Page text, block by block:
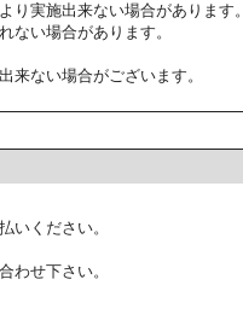
り実施出来ない場合があります。
ない場合があります。
来ない場合がございます。
いください。
わせ下さい。